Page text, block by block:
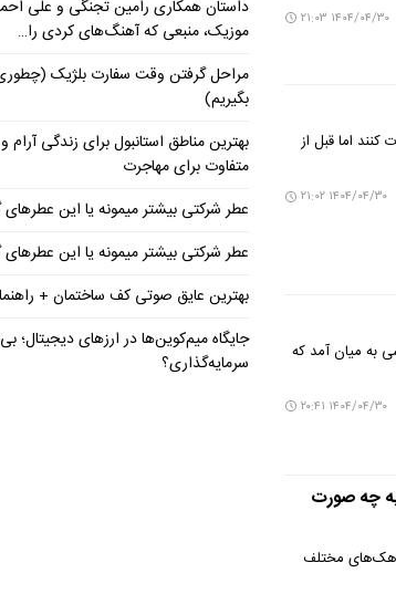
۱۴۰۴/۰۴/۳۰ ۲۱:۰۳
اما قبل از
۱۴۰۴/۰۴/۳۰ ۲۱:۰۲
به میان آمد که
۱۴۰۴/۰۴/۳۰ ۲۰:۴۱
به چه صورت
مختلف
داستان همکاری رامین تجنگی و علی
موزیک، منبعی که آهنگ‌های کردی را…
مراحل گرفتن وقت سفارت بلژیک
بگیریم)
بهترین مناطق استانبول برای زندگی
متفاوت برای مهاجرت
عطر شرکتی بیشتر میمونه یا این
عطر شرکتی بیشتر میمونه یا این
بهترین عایق صوتی کف ساختمان +
جایگاه میم‌کوین‌ها در ارزهای دیجیتال؛
سرمایه‌گذاری؟